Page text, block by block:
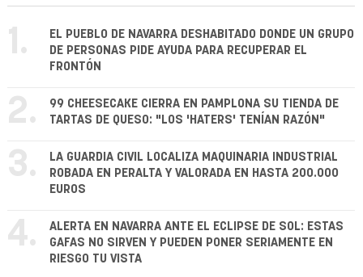
1.
EL PUEBLO DE NAVARRA DESHABITADO DONDE UN GRUPO
DE PERSONAS PIDE AYUDA PARA RECUPERAR EL
FRONTÓN
2.
99 CHEESECAKE CIERRA EN PAMPLONA SU TIENDA DE
TARTAS DE QUESO: "LOS 'HATERS' TENÍAN RAZÓN"
3.
LA GUARDIA CIVIL LOCALIZA MAQUINARIA INDUSTRIAL
ROBADA EN PERALTA Y VALORADA EN HASTA 200.000
EUROS
4.
ALERTA EN NAVARRA ANTE EL ECLIPSE DE SOL: ESTAS
GAFAS NO SIRVEN Y PUEDEN PONER SERIAMENTE EN
RIESGO TU VISTA